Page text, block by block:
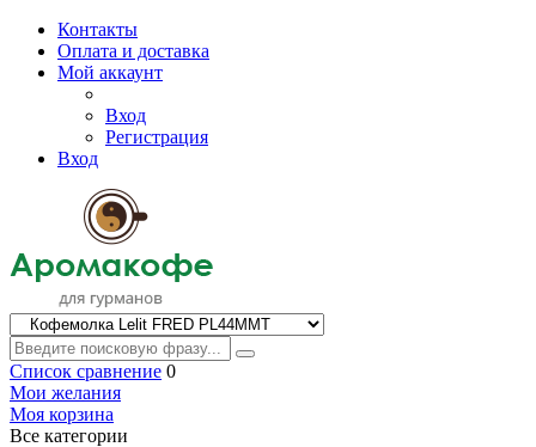
Контакты
Оплата и доставка
Мой аккаунт
Вход
Регистрация
Вход
Список сравнение 0
Мои желания
Моя корзина
Все категории